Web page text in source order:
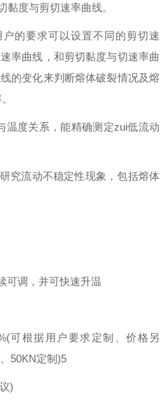
黏度与剪切速率曲线。
的要求可以设置不同的剪切速
率曲线，和剪切黏度与切速率曲
的变化来判断熔体破裂情况及熔
温度关系，能精确测定zui低流动
究流动不稳定性现象，包括熔体
可调，并可快速升温
可根据用户要求定制、价格另
50KN定制)5
)